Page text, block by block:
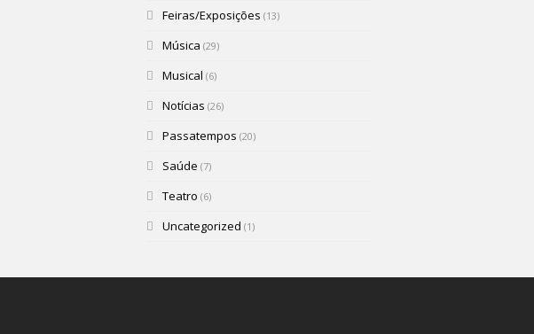
Feiras/Exposições (13)
Música (29)
Musical (6)
Notícias (26)
Passatempos (20)
Saúde (7)
Teatro (6)
Uncategorized (1)